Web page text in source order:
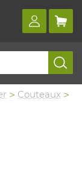
Couteaux